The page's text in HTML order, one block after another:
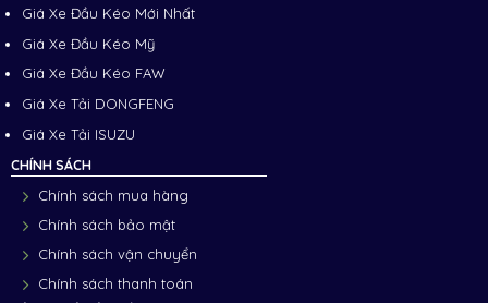
Giá Xe Đầu Kéo Mới Nhất
Giá Xe Đầu Kéo Mỹ
Giá Xe Đầu Kéo FAW
Giá Xe Tải DONGFENG
Giá Xe Tải ISUZU
CHÍNH SÁCH
Chính sách mua hàng
Chính sách bảo mật
Chính sách vận chuyển
Chính sách thanh toán